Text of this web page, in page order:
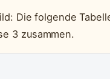
Die folgende
3 zusammen.